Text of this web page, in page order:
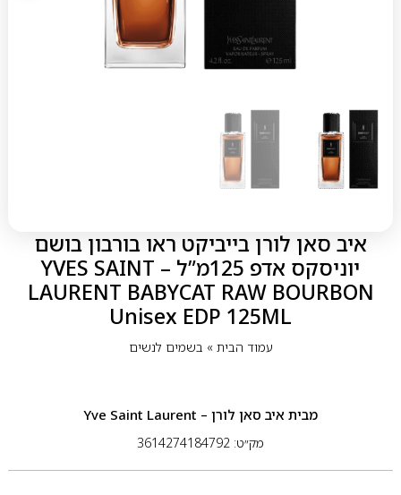
איב סאן לורן בייביקט ראו בורבון בושם
יוניסקס אדפ 125מ”ל – YVES SAINT
LAURENT BABYCAT RAW BOURBON
Unisex EDP 125ML
עמוד הבית» בשמים לנשים
מבית איב סאן לורן – Yve Saint Laurent
מק״ט: 3614274184792